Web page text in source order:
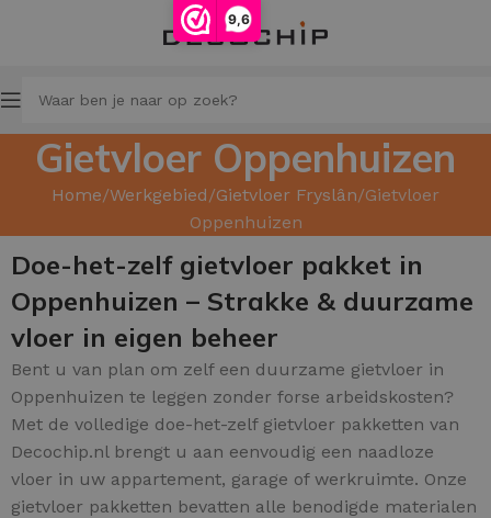
9,6
Gietvloer Oppenhuizen
Home Werkgebied Gietvloer Fryslân Gietvloer
Oppenhuizen
Doe-het-zelf gietvloer pakket in
Oppenhuizen – Strakke & duurzame
vloer in eigen beheer
Bent u van plan om zelf een duurzame gietvloer in
Oppenhuizen te leggen zonder forse arbeidskosten?
Met de volledige doe-het-zelf gietvloer pakketten van
Decochip.nl brengt u aan eenvoudig een naadloze
vloer in uw appartement, garage of werkruimte. Onze
gietvloer pakketten bevatten alle benodigde materialen